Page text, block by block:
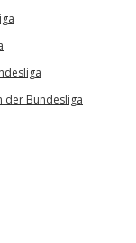
der Bundesliga